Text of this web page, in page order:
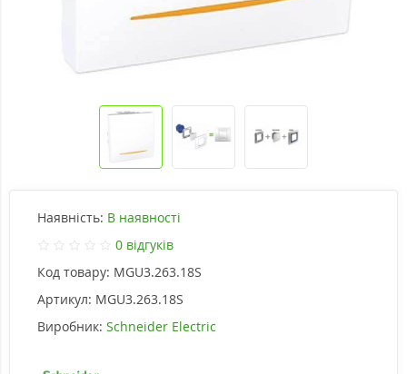
Наявність: В наявності
0 відгуків
Код товару: MGU3.263.18S
Артикул: MGU3.263.18S
Виробник: Schneider Electric